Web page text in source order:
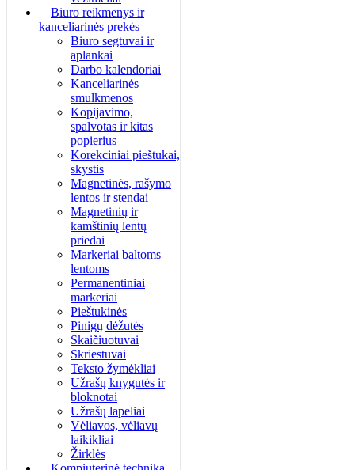
Biuro reikmenys ir
kanceliarinės prekės
Biuro segtuvai ir
aplankai
Darbo kalendoriai
Kanceliarinės
smulkmenos
Kopijavimo,
spalvotas ir kitas
popierius
Korekciniai pieštukai,
skystis
Magnetinės, rašymo
lentos ir stendai
Magnetinių ir
kamštinių lentų
priedai
Markeriai baltoms
lentoms
Permanentiniai
markeriai
Pieštukinės
Pinigų dėžutės
Skaičiuotuvai
Skriestuvai
Teksto žymėkliai
Užrašų knygutės ir
bloknotai
Užrašų lapeliai
Vėliavos, vėliavų
laikikliai
Žirklės